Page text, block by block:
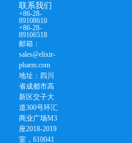
联系我们
+86-28-
89108610
+86-28-
89106518
邮箱：
sales@elixir-
pharm.com
地址：四川
省成都市高
新区交子大
道300号环汇
商业广场M3
座2018-2019
室，610041